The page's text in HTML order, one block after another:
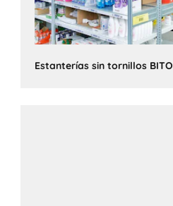
Estanterías sin tornillos BITO